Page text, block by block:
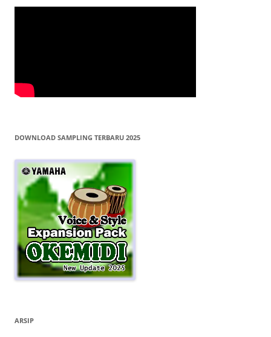
DOWNLOAD SAMPLING TERBARU 2025
ARSIP